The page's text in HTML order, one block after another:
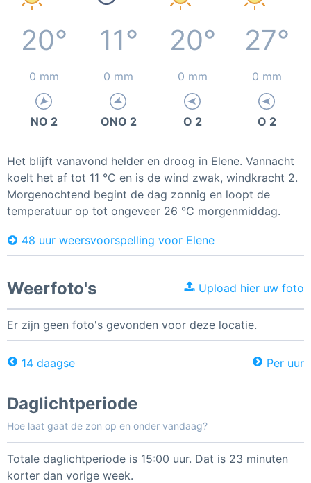
20° 11° 20° 27°
0 mm 0 mm 0 mm 0 mm
NO 2 ONO 2 O 2 O 2
Het blijft vanavond helder en droog in Elene. Vannacht
koelt het af tot 11 °C en is de wind zwak, windkracht 2.
Morgenochtend begint de dag zonnig en loopt de
temperatuur op tot ongeveer 26 °C morgenmiddag.
48 uur weersvoorspelling voor Elene
Weerfoto's Upload hier uw foto
Er zijn geen foto's gevonden voor deze locatie.
14 daagse Per uur
Daglichtperiode
Hoe laat gaat de zon op en onder vandaag?
Totale daglichtperiode is 15:00 uur. Dat is 23 minuten
korter dan vorige week.